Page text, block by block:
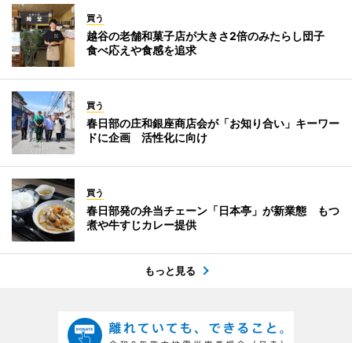
買う
越谷の老舗和菓子店が大きさ2倍のみたらし団子
食べ応えや食感を追求
買う
春日部の庄和銀座商店会が「お知り合い」キーワー
ドに企画 活性化に向け
買う
春日部発の弁当チェーン「日本亭」が新業態 もつ
煮や牛すじカレー提供
もっと見る